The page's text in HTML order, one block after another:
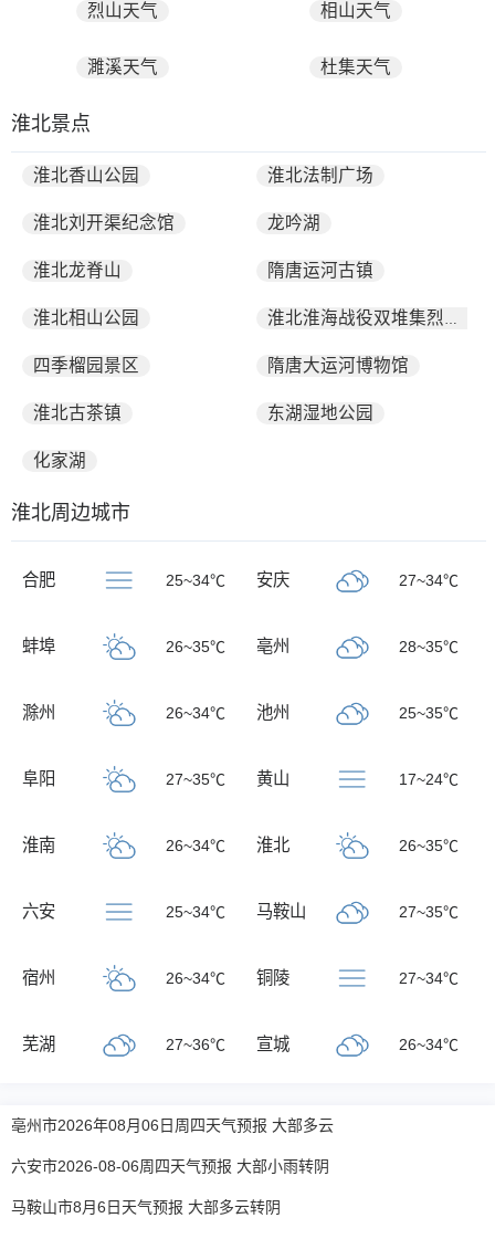
烈山天气 相山天气
濉溪天气 杜集天气
淮北景点
淮北香山公园 淮北法制广场
淮北刘开渠纪念馆 龙吟湖
淮北龙脊山 隋唐运河古镇
淮北相山公园 淮北淮海战役双堆集烈士陵园
四季榴园景区 隋唐大运河博物馆
淮北古茶镇 东湖湿地公园
化家湖
淮北周边城市
合肥 25~34℃ 安庆 27~34℃
蚌埠 26~35℃ 亳州 28~35℃
滁州 26~34℃ 池州 25~35℃
阜阳 27~35℃ 黄山 17~24℃
淮南 26~34℃ 淮北 26~35℃
六安 25~34℃ 马鞍山 27~35℃
宿州 26~34℃ 铜陵 27~34℃
芜湖 27~36℃ 宣城 26~34℃
亳州市2026年08月06日周四天气预报 大部多云
六安市2026-08-06周四天气预报 大部小雨转阴
马鞍山市8月6日天气预报 大部多云转阴